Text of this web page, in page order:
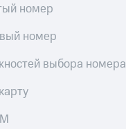
номер
номер
выбора номера